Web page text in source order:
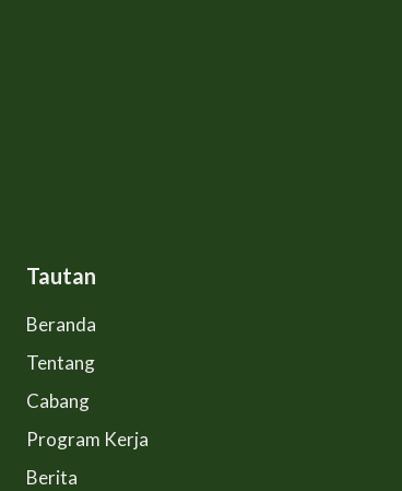
Tautan
Beranda
Tentang
Cabang
Program Kerja
Berita